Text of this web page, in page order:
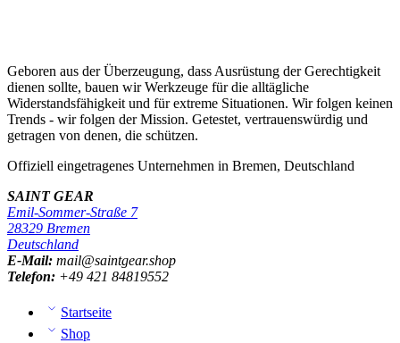
Geboren aus der Überzeugung, dass Ausrüstung der Gerechtigkeit
dienen sollte, bauen wir Werkzeuge für die alltägliche
Widerstandsfähigkeit und für extreme Situationen. Wir folgen keinen
Trends - wir folgen der Mission. Getestet, vertrauenswürdig und
getragen von denen, die schützen.
Offiziell eingetragenes Unternehmen in Bremen, Deutschland
SAINT GEAR
Emil-Sommer-Straße 7
28329 Bremen
Deutschland
E-Mail: mail@saintgear.shop
Telefon: +49 421 84819552
Startseite
Shop